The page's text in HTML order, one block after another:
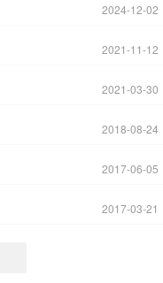
2024-12-02
2021-11-12
2021-03-30
2018-08-24
2017-06-05
2017-03-21